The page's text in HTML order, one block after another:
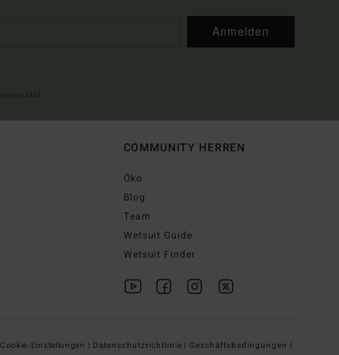
Anmelden
COMMUNITY HERREN
Öko
Blog
Team
Wetsuit Guide
Wetsuit Finder
Cookie-Einstellungen | Datenschutzrichtlinie | Geschäftsbedingungen |